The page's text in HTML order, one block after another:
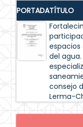
PORTADATÍTULO
espacios
del agua.
consejo
Lerma-